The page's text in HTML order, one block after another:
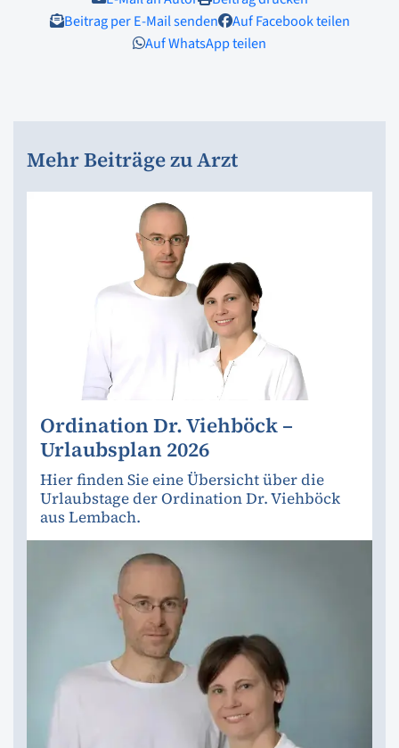
Beitrag per E-Mail senden
Auf Facebook teilen
Auf WhatsApp teilen
Mehr Beiträge zu Arzt
Ordination Dr. Viehböck –
Urlaubsplan 2026
Hier finden Sie eine Übersicht über die
Urlaubstage der Ordination Dr. Viehböck
aus Lembach.